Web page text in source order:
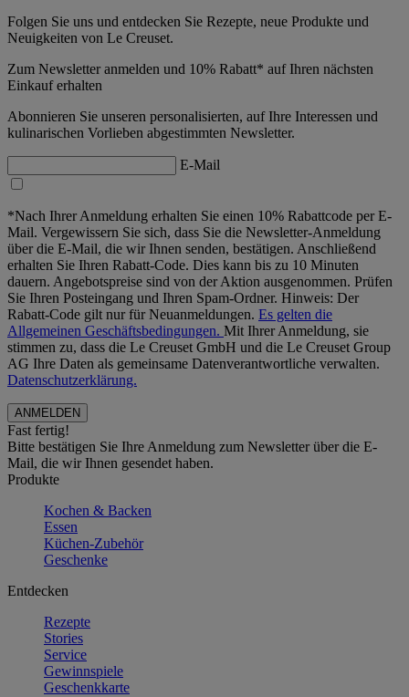
Folgen Sie uns und entdecken Sie Rezepte, neue Produkte und
Neuigkeiten von Le Creuset.
Zum Newsletter anmelden und 10% Rabatt* auf Ihren nächsten
Einkauf erhalten
Abonnieren Sie unseren personalisierten, auf Ihre Interessen und
kulinarischen Vorlieben abgestimmten Newsletter.
E-Mail
*Nach Ihrer Anmeldung erhalten Sie einen 10% Rabattcode per E-
Mail. Vergewissern Sie sich, dass Sie die Newsletter-Anmeldung
über die E-Mail, die wir Ihnen senden, bestätigen. Anschließend
erhalten Sie Ihren Rabatt-Code. Dies kann bis zu 10 Minuten
dauern. Angebotspreise sind von der Aktion ausgenommen. Prüfen
Sie Ihren Posteingang und Ihren Spam-Ordner. Hinweis: Der
Rabatt-Code gilt nur für Neuanmeldungen. Es gelten die
Allgemeinen Geschäftsbedingungen. Mit Ihrer Anmeldung, sie
stimmen zu, dass die Le Creuset GmbH und die Le Creuset Group
AG Ihre Daten als gemeinsame Datenverantwortliche verwalten.
Datenschutzerklärung.
Fast fertig!
Bitte bestätigen Sie Ihre Anmeldung zum Newsletter über die E-
Mail, die wir Ihnen gesendet haben.
Produkte
Kochen & Backen
Essen
Küchen-Zubehör
Geschenke
Entdecken
Rezepte
Stories
Service
Gewinnspiele
Geschenkkarte